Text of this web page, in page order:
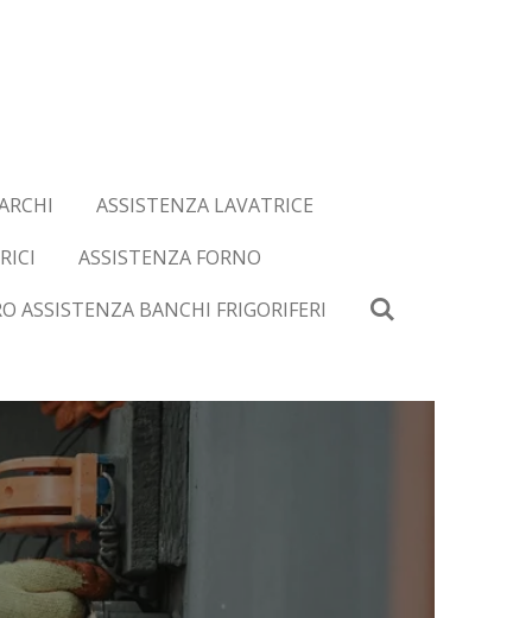
ASSISTENZA LAVATRICE
ASSISTENZA FORNO
ASSISTENZA BANCHI FRIGORIFERI